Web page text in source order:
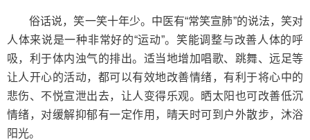
俗话说，笑一笑十年少。中医有“常笑宣肺”的说法，笑对
人体来说是一种非常好的“运动”。笑能调整与改善人体的呼
吸，利于体内浊气的排出。适当地增加唱歌、跳舞、远足等
让人开心的活动，都可以有效地改善情绪，有利于将心中的
悲伤、不悦宣泄出去，让人变得乐观。晒太阳也可改善低沉
情绪，对缓解抑郁有一定作用，晴天时可到户外散步，沐浴
阳光。